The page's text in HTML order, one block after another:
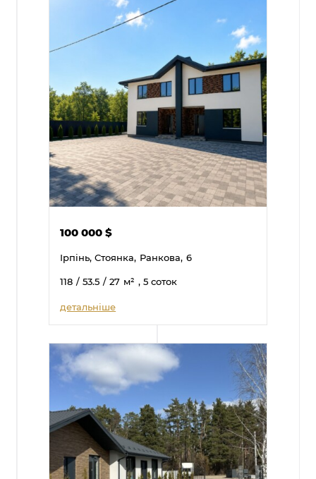
100 000$
Ірпінь, Стоянка, Ранкова, 6
118 / 53.5 / 27 м² , 5 соток
детальніше